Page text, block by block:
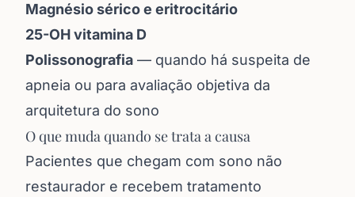
Magnésio sérico e eritrocitário
25-OH vitamina D
Polissonografia — quando há suspeita de
apneia ou para avaliação objetiva da
arquitetura do sono
O que muda quando se trata a causa
Pacientes que chegam com sono não
restaurador e recebem tratamento